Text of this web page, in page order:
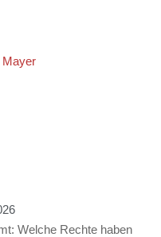
Mayer
Welche Rechte haben